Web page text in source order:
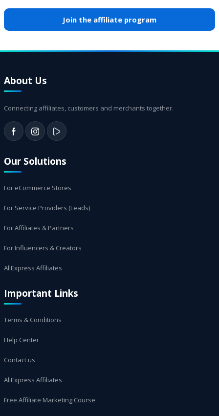
Join the affiliate program
About Us
Connecting affiliates, customers and merchants together.
Our Solutions
For eCommerce Stores
For Service Providers (Leads)
For Affiliates & Partners
For Influencers & Creators
AliExpress Affiliates
Important Links
Terms & Conditions
Help Center
Contact us
AliExpress Affiliates
Free Affiliate Marketing Course